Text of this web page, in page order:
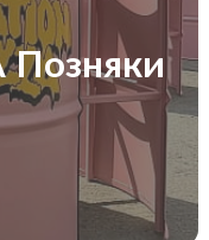
Позняки